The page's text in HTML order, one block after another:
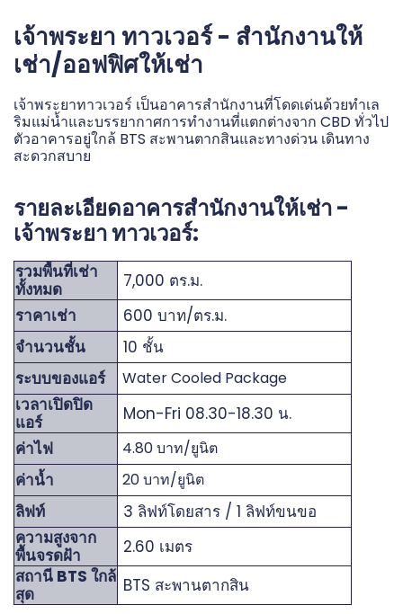
เจ้าพระยา ทาวเวอร์ - สำนักงานให้
เช่า/ออฟฟิศให้เช่า
เจ้าพระยาทาวเวอร์ เป็นอาคารสำนักงานที่โดดเด่นด้วยทำเล
ริมแม่น้ำและบรรยากาศการทำงานที่แตกต่างจาก CBD ทั่วไป
ตัวอาคารอยู่ใกล้ BTS สะพานตากสินและทางด่วน เดินทาง
สะดวกสบาย
รายละเอียดอาคารสำนักงานให้เช่า -
เจ้าพระยา ทาวเวอร์:
รวมพื้นที่เช่า
ทั้งหมด
7,000 ตร.ม.
ราคาเช่า
600 บาท/ตร.ม.
จำนวนชั้น
10 ชั้น
ระบบของแอร์
Water Cooled Package
เวลาเปิดปิด
แอร์
Mon-Fri 08.30-18.30 น.
ค่าไฟ
4.80 บาท/ยูนิต
ค่าน้ำ 20 บาท/ยูนิต
ลิฟท์
3 ลิฟท์โดยสาร / 1 ลิฟท์ขนขอ
ความสูงจาก
พื้นจรดฝ้า
2.60 เมตร
สถานี BTS ใกล้
สุด
BTS สะพานตากสิน